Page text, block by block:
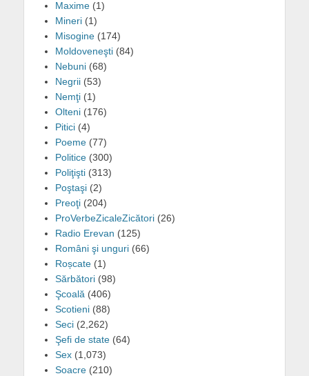
Maxime (1)
Mineri (1)
Misogine (174)
Moldoveneşti (84)
Nebuni (68)
Negrii (53)
Nemţi (1)
Olteni (176)
Pitici (4)
Poeme (77)
Politice (300)
Poliţişti (313)
Poştaşi (2)
Preoţi (204)
ProVerbeZicaleZicători (26)
Radio Erevan (125)
Români şi unguri (66)
Roșcate (1)
Sărbători (98)
Şcoală (406)
Scotieni (88)
Seci (2,262)
Şefi de state (64)
Sex (1,073)
Soacre (210)